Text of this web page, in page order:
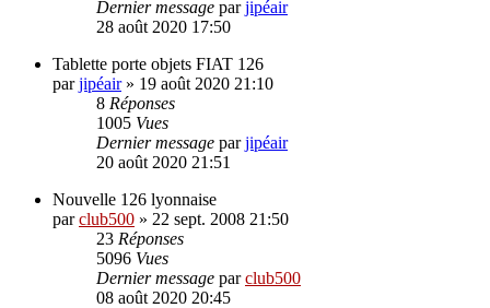
Dernier message parjipéair
28 août 2020 17:50
Tablette porte objets FIAT 126
parjipéair» 19 août 2020 21:10
8 Réponses
1005 Vues
Dernier message parjipéair
20 août 2020 21:51
Nouvelle 126 lyonnaise
parclub500 » 22 sept. 2008 21:50
23 Réponses
5096 Vues
Dernier message parclub500
08 août 2020 20:45